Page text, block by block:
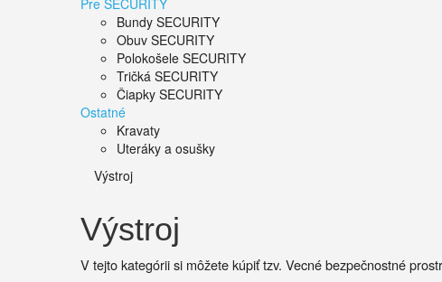
Pre SECURITY
Bundy SECURITY
Obuv SECURITY
Polokošele SECURITY
Tričká SECURITY
Čiapky SECURITY
Ostatné
Kravaty
Uteráky a osušky
Výstroj
Výstroj
V tejto kategórii si môžete kúpiť tzv. Vecné bezpečnostné